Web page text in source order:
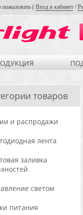
пожаловать ( Вход в кабинет /
товаров
и распродажи
лента
заливка
светом
питания